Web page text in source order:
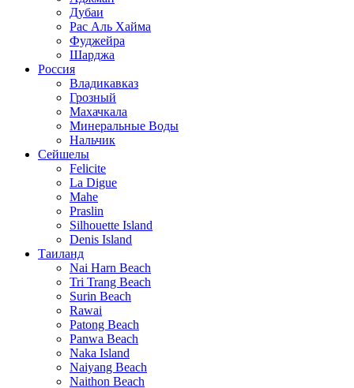
Дубаи
Рас Аль Хайма
Фуджейра
Шарджа
Россия
Владикавказ
Грозный
Махачкала
Минеральные Воды
Нальчик
Сейшелы
Felicite
La Digue
Mahe
Praslin
Silhouette Island
Denis Island
Таиланд
Nai Harn Beach
Tri Trang Beach
Surin Beach
Rawai
Patong Beach
Panwa Beach
Naka Island
Naiyang Beach
Naithon Beach